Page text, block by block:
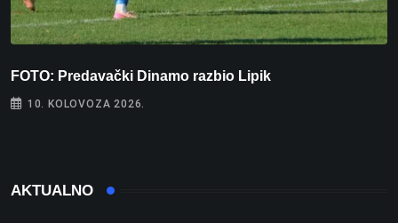
FOTO: Predavački Dinamo razbio Lipik
10. KOLOVOZA 2026.
AKTUALNO